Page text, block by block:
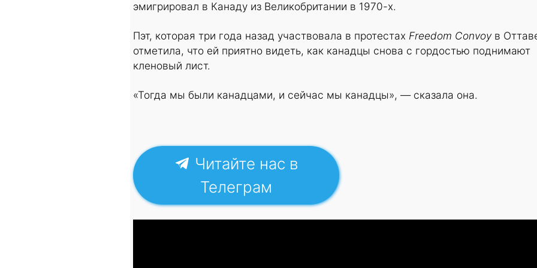
эмигрировал в Канаду из Великобритании в 1970-х.
Пэт, которая три года назад участвовала в протестах Freedom Convoyв
отметила, что ей приятно видеть, как канадцы снова с гордостью поднимают
кленовый лист.
«Тогда мы были канадцами, и сейчас мы канадцы», — сказала она.
Читайте нас в
Телеграм